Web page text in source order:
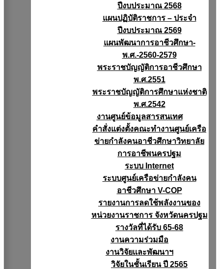
ปีงบประมาณ 2568
แผนปฏิบัติราชการ – ประจำ
ปีงบประมาณ 2569
แผนพัฒนาการอาชีวศึกษา-
พ.ศ.-2560-2579
พระราชบัญญัติการอาชีวศึกษา
พ.ศ.2551
พระราชบัญญัติการศึกษาแห่งชาติ
พ.ศ.2542
งานศูนย์ข้อมูลสารสนเทศ
คำสั่งแต่งตั้งคณะทำงานศูนย์เครือ
ข่ายกำลังคนอาชีวศึกษาวิทยาลัย
การอาชีพนครปฐม
ระบบ Internet
ระบบศูนย์เครือข่ายกำลังคน
อาชีวศึกษา V-COP
รายงานการลดใช้พลังงานของ
หน่วยงานราชการ จังหวัดนครปฐม
รางวัลที่ได้รับ 65-68
งานความร่วมมือ
งานวิจัยเเละพัฒนาฯ
วิจัยในชั้นเรียน ปี 2565